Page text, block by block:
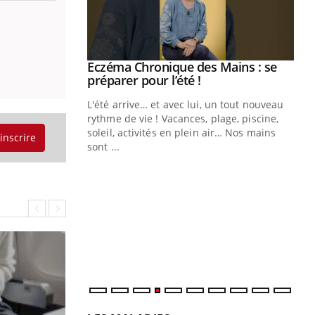
les soignants.
Youtube
Eczéma Chronique des Mains : se
préparer pour l’été !Youtube
L'été arrive… et avec lui, un tout nouveau
rythme de vie ! Vacances, plage, piscine,
soleil, activités en plein air… Nos mains
sont ...